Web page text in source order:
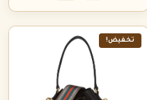
تخفيض!